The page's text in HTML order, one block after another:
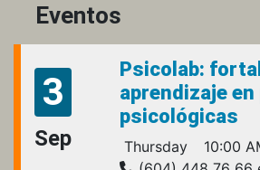
Eventos
3
Sep
Psicolab:
aprendizaje en
psicológicas
Thursday
10:00